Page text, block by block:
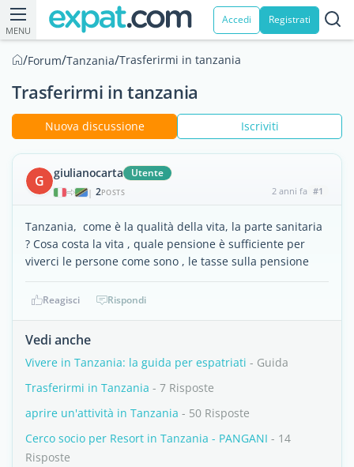
MENU
Accedi Registrati
/Forum/Tanzania/Trasferirmi in tanzania
Trasferirmi in tanzania
Nuova discussione Iscriviti
G giulianocarta Utente
| 2POSTS 2 anni fa #1
Tanzania, come è la qualità della vita, la parte sanitaria
? Cosa costa la vita , quale pensione è sufficiente per
viverci le persone come sono , le tasse sulla pensione
Reagisci Rispondi
Vedi anche
Vivere in Tanzania: la guida per espatriati - Guida
Trasferirmi in Tanzania - 7 Risposte
aprire un'attività in Tanzania - 50 Risposte
Cerco socio per Resort in Tanzania - PANGANI - 14
Risposte